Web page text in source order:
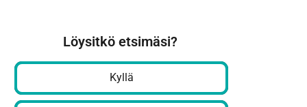
Löysitkö etsimäsi?
Kyllä